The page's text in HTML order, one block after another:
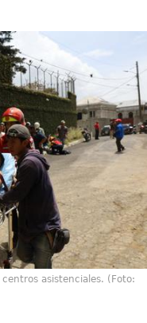
asistenciales. (Foto: